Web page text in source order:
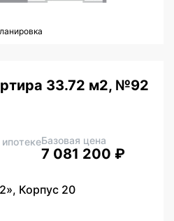
33.72 м2, №92
Базовая цена
7 081 200 ₽
Корпус 20